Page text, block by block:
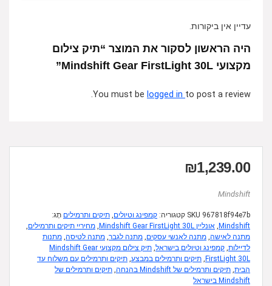
עדיין אין ביקורות.
היה הראשון לסקור את המוצר “תיק צילום
מקצועי Mindshift Gear FirstLight 30L”
You must be logged in to post a review.
₪1,239.00
Mindshift
SKU 967818f94e7b קטגוריה: קמפינג וטיולים, תיקים ותרמילים תָג:
Mindshift
, אונליין Mindshift Gear FirstLight 30L , מחיריי תיקים ותרמילים,
מתנה לאישה, מתנה לאנשי עסקים, מתנה לגבר, מתנה לטיסה, מתנות
לדיילות, קמפינג וטיולים בישראל,
תיק צילום מקצועי Mindshift Gear
FirstLight 30L
, תיקים ותרמילים במבצע, תיקים ותרמילים עם משלוח עד
הבית, תיקים ותרמילים של Mindshift בהנחה , תיקים ותרמילים של
Mindshift בישראל